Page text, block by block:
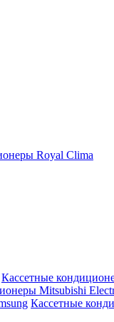
Royal Clima
Кассетные
Mitsubishi
Кассетные